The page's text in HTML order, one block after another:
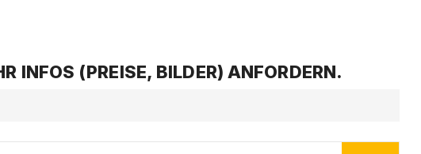
(PREISE, BILDER) ANFORDERN.